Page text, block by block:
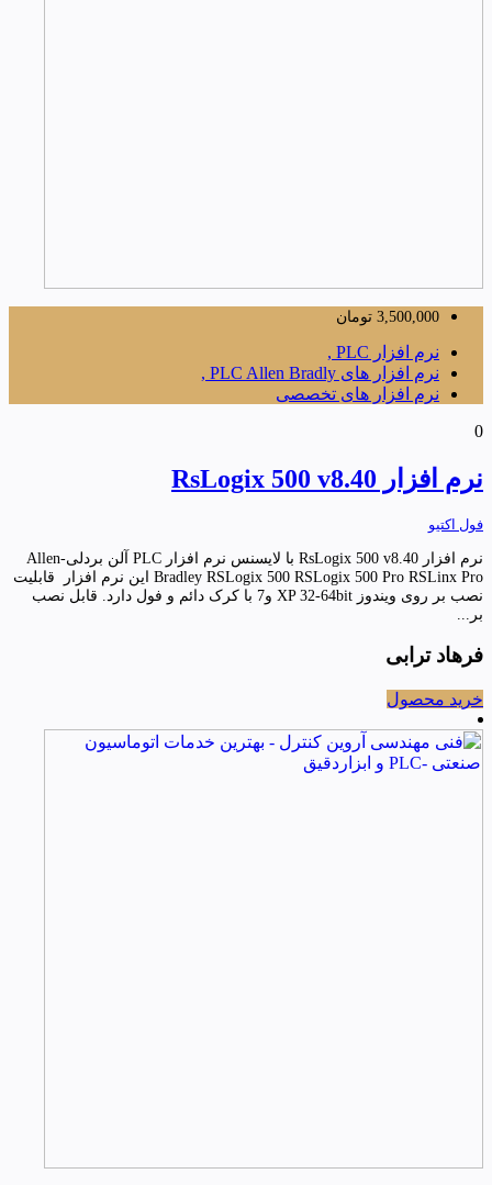
3,500,000 تومان
نرم افزار PLC ,
نرم افزار های PLC Allen Bradly ,
نرم افزار های تخصصی
0
نرم افزار RsLogix 500 v8.40
فول اکتیو
نرم افزار RsLogix 500 v8.40 با لایسنس نرم افزار PLC آلن بردلی-Allen
Bradley RSLogix 500 RSLogix 500 Pro RSLinx Pro این نرم افزار قابلیت
نصب بر روی ویندوز XP 32-64bit و7 با کرک دائم و فول دارد. قابل نصب
بر...
فرهاد ترابی
خرید محصول